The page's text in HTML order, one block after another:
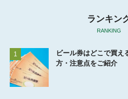
ランキン
RANKING
1
ビール券はどこで買え
方・注意点をご紹介